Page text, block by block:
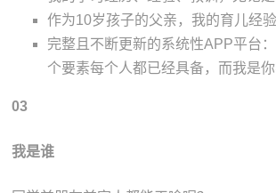
作为10岁孩子的父亲，我的育儿经验
完整且不断更新的系统性APP平台
个要素每个人都已经具备，而我是
03
我是谁